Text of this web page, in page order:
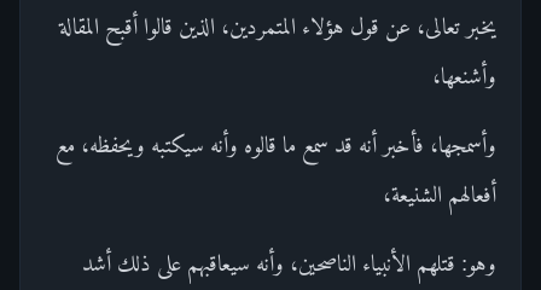
يخبر تعالى، عن قول هؤلاء المتمردين، الذين قالوا أقبح المقالة
وأشنعها،
وأسمجها، فأخبر أنه قد سمع ما قالوه وأنه سيكتبه ويحفظه، مع
أفعالهم الشنيعة،
وهو: قتلهم الأنبياء الناصحين، وأنه سيعاقبهم على ذلك أشد